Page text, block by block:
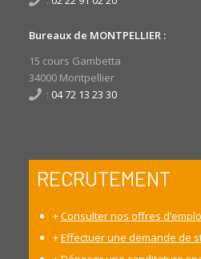
Bureaux de MONTPELLIER :
15 cours Gambetta
34000 Montpellier
: 04 72 13 23 30
RECRUTEMENT
+Consulter nos offres
+Effectuer une demande de